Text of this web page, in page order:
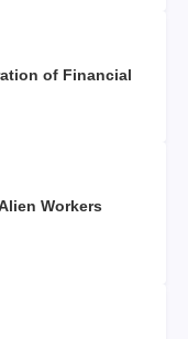
of Financial
Workers